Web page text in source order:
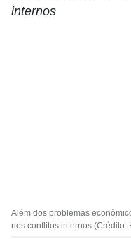
internos
Além dos problemas
nos conflitos internos (Crédito: